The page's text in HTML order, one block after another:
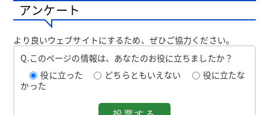
アンケート
より良いウェブサイトにするため、ぜひご協力ください。
Q.このページの情報は、あなたのお役に立ちましたか？
役に立った
どちらともいえない
役に立たな
かった